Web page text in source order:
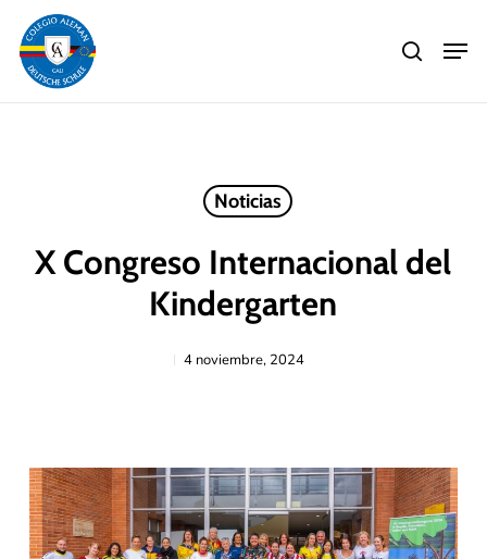
main
content
search
Noticias
X Congreso Internacional del
Kindergarten
4 noviembre, 2024